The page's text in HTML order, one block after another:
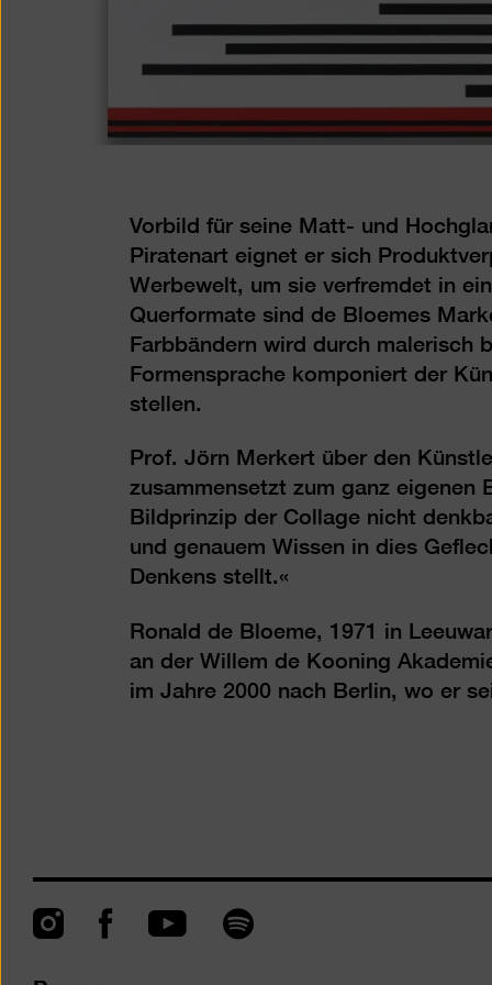
Vorbild für seine Matt- und
Piratenart eignet er sich
Werbewelt, um sie verfremdet in
Querformate sind de Bloemes
Farbbändern wird durch malerisch
Formensprache komponiert der
stellen.
Prof. Jörn Merkert über den
zusammensetzt zum ganz eigenen
Bildprinzip der Collage nicht
und genauem Wissen in dies
Denkens stellt.«
Ronald de Bloeme, 1971 in
an der Willem de Kooning
im Jahre 2000 nach Berlin, wo er
InstagramFacebookYouTubeSpotify